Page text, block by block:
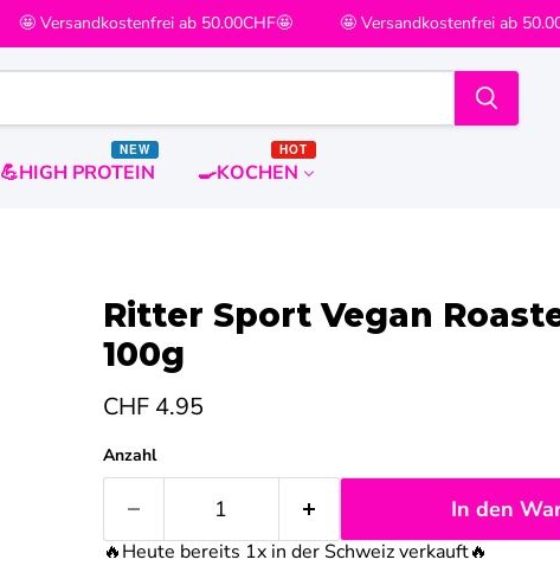
🤩 Versandkostenfrei ab 50.00CHF🤩 🤩 Versandkostenfrei ab
💪HIGH PROTEIN
NEW
🍳KOCHEN
HOT
Ritter Sport Vegan
100g
Aktueller Preis
CHF 4.95
Anzahl
In den
🔥Heute bereits 1x in der Schweiz verkauft🔥